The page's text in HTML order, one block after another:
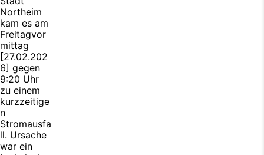
Northeim
kam es am
Freitagvor
mittag
[27.02.202
6] gegen
9:20 Uhr
zu einem
kurzzeitige
n
Stromausfa
ll. Ursache
war ein